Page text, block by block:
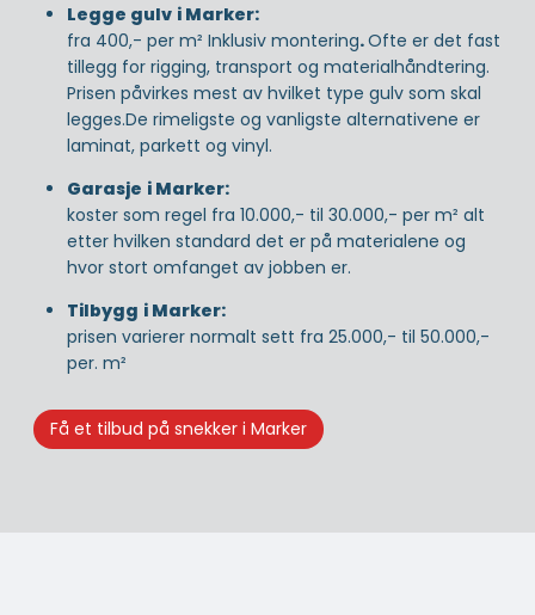
Legge gulv i Marker:
fra 400,- per m² Inklusiv montering.Ofte er det fast
tillegg for rigging, transport og materialhåndtering.
Prisen påvirkes mest av hvilket type gulv som skal
legges.De rimeligste og vanligste alternativene er
laminat, parkett og vinyl.
Garasje i Marker:
koster som regel fra 10.000,- til 30.000,- per m² alt
etter hvilken standard det er på materialene og
hvor stort omfanget av jobben er.
Tilbygg i Marker:
prisen varierer normalt sett fra 25.000,- til 50.000,-
per. m²
Få et tilbud på snekker i Marker